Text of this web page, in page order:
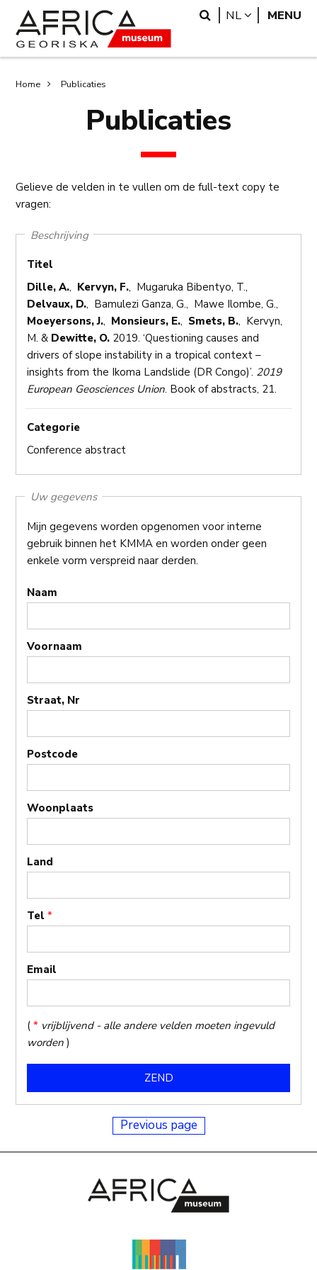
Overslaan
naar
de
search
Search
NL LANGUAGE
MENU
Kruimelpad
Home Publicaties
Publicaties
Gelieve de velden in te vullen om de full-text copy te
vragen:
Beschrijving
Titel
Dille, A., Kervyn, F., Mugaruka Bibentyo, T.,
Delvaux, D., Bamulezi Ganza, G., Mawe Ilombe, G.,
Moeyersons, J., Monsieurs, E., Smets, B., Kervyn,
M. & Dewitte, O. 2019. ‘Questioning causes and
drivers of slope instability in a tropical context –
insights from the Ikoma Landslide (DR Congo)’. 2019
European Geosciences Union. Book of abstracts, 21.
Categorie
Conference abstract
Uw gegevens
Mijn gegevens worden opgenomen voor interne
gebruik binnen het KMMA en worden onder geen
enkele vorm verspreid naar derden.
Naam
Voornaam
Straat, Nr
Postcode
Woonplaats
Land
Tel*
Email
(* vrijblijvend - alle andere velden moeten ingevuld
worden )
Previous page